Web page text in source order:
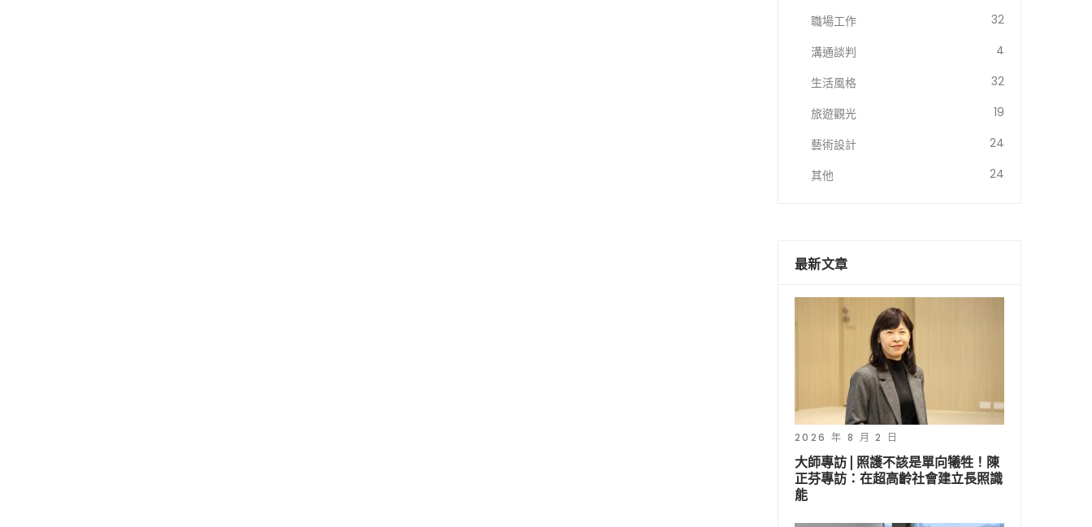
職場工作
32
溝通談判
4
生活風格
32
旅遊觀光
19
藝術設計
24
其他
24
最新文章
2026 年 8 月 2 日
大師專訪 | 照護不該是單向犧牲！陳
正芬專訪：在超高齡社會建立長照識
能